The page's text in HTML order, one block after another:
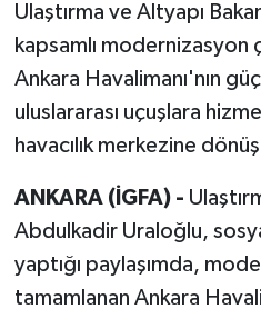
Ulaştırma ve Altyapı
kapsamlı modernizasyon
Ankara Havalimanı'nın
uluslararası uçuşlara
havacılık merkezine
ANKARA (İGFA) -
Abdulkadir Uraloğlu,
yaptığı paylaşımda,
tamamlanan Ankara